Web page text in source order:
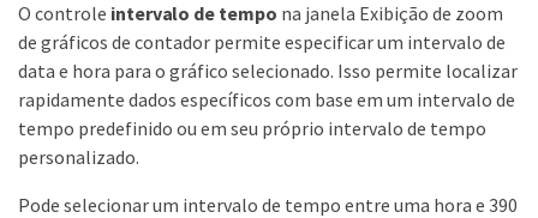
O controle intervalo de tempo na janela Exibição de zoom
de gráficos de contador permite especificar um intervalo de
data e hora para o gráfico selecionado. Isso permite localizar
rapidamente dados específicos com base em um intervalo de
tempo predefinido ou em seu próprio intervalo de tempo
personalizado.
Pode selecionar um intervalo de tempo entre uma hora e 390